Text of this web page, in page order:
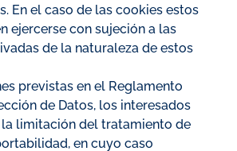
En el caso de las cookies estos
ejercerse con sujeción a las
de la naturaleza de estos
previstas en el Reglamento
de Datos, los interesados
limitación del tratamiento de
en cuyo caso